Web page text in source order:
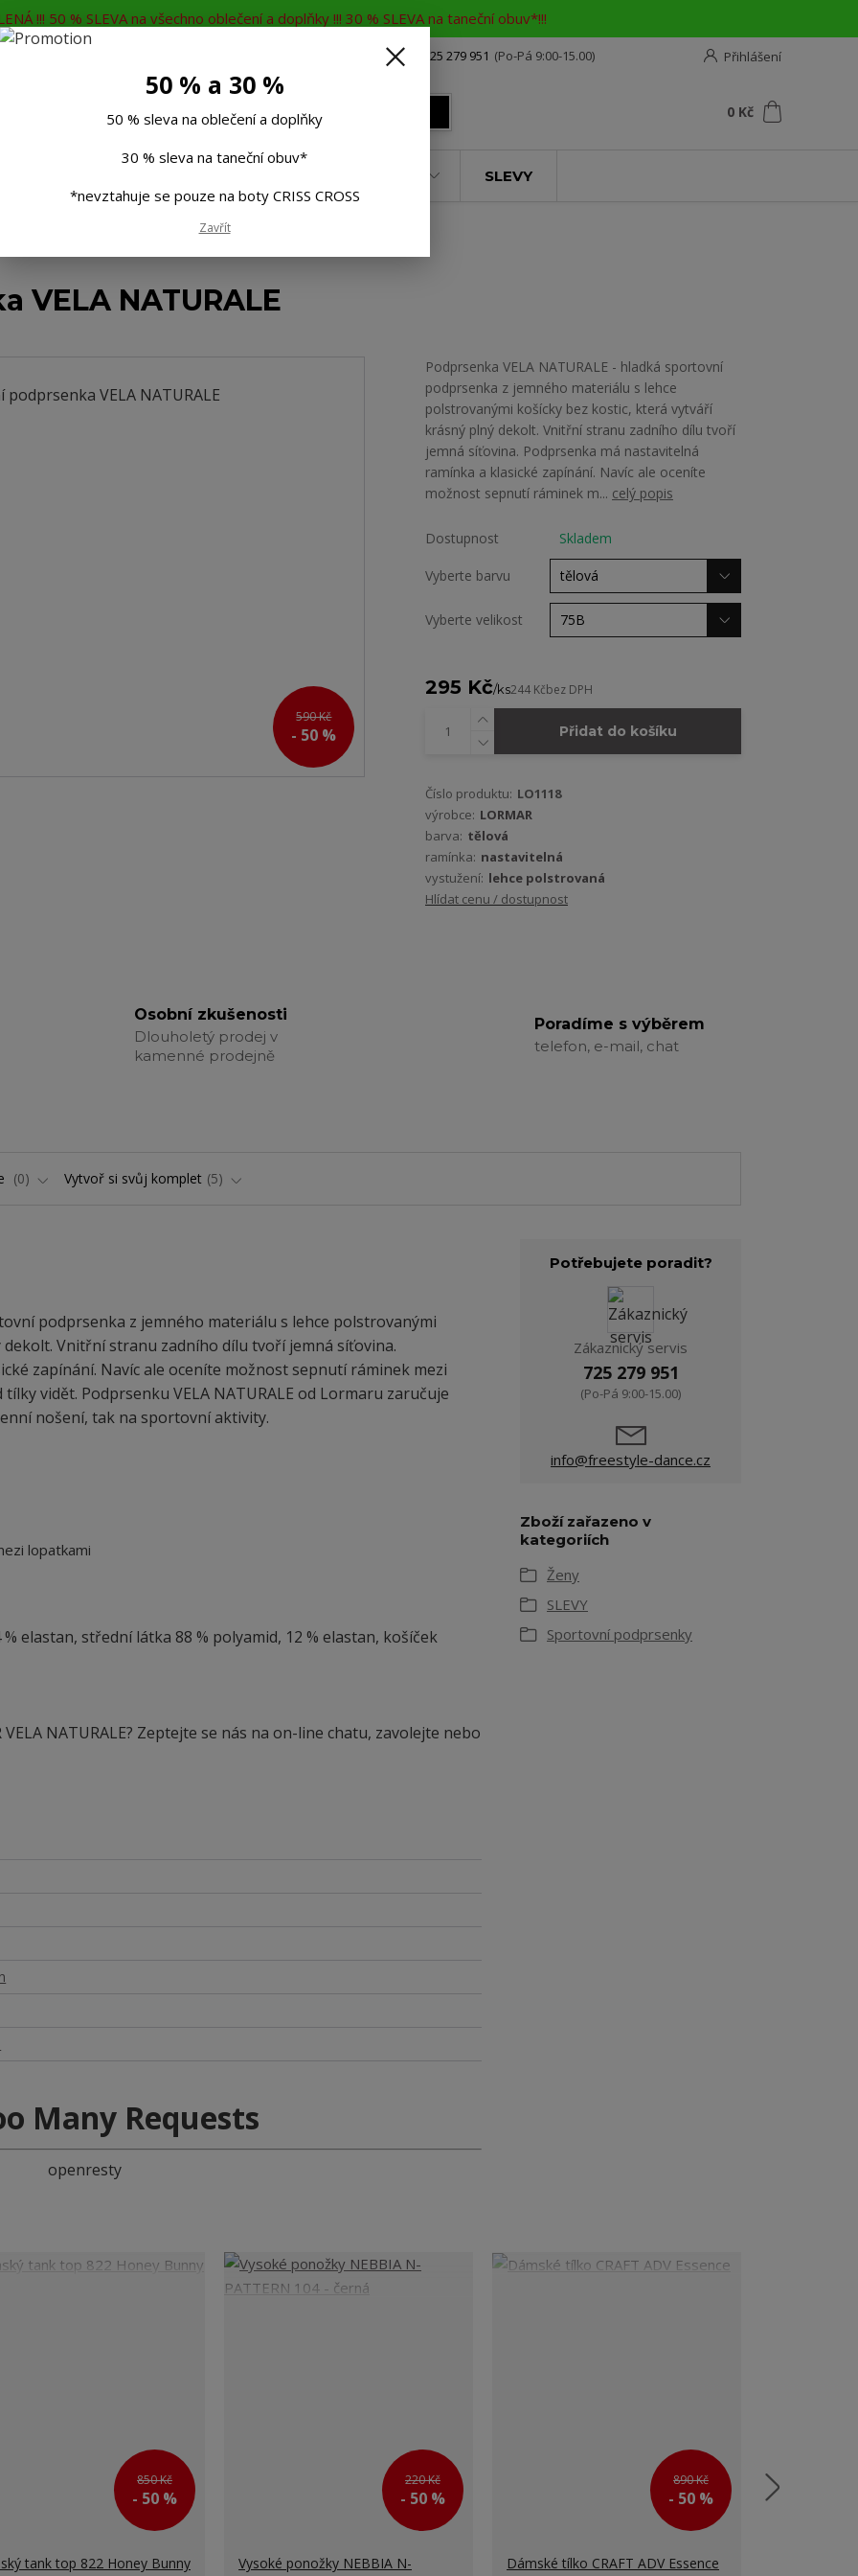
!!! 50 % SLEVA na všechno oblečení a doplňky !!! 30 % SLEVA na taneční obuv*!!!
Přihlášení
Rádi Vám poradíme 725 279 951 (Po-Pá 9:00-15.00)
0 Kč
SLEVY
VELA NATURALE
590 Kč
- 50 %
Podprsenka VELA NATURALE - hladká sportovní
podprsenka z jemného materiálu s lehce
polstrovanými košícky bez kostic, která vytváří
krásný plný dekolt. Vnitřní stranu zadního dílu tvoří
jemná síťovina. Podprsenka má nastavitelná
ramínka a klasické zapínání. Navíc ale oceníte
možnost sepnutí ráminek m... celý popis
Dostupnost Skladem
Vyberte barvu
Vyberte velikost
295 Kč/ks244 Kčbez DPH
Přidat do košíku
Číslo produktu: LO1118
výrobce: LORMAR
barva: tělová
ramínka: nastavitelná
vystužení: lehce polstrovaná
Hlídat cenu / dostupnost
Osobní zkušenosti
Dlouholetý prodej v
kamenné prodejně
Poradíme s výběrem
telefon, e-mail, chat
0 Vytvoř si svůj komplet 5
podprsenka z jemného materiálu s lehce polstrovanými
Vnitřní stranu zadního dílu tvoří jemná síťovina.
zapínání. Navíc ale oceníte možnost sepnutí ráminek mezi
vidět. Podprsenku VELA NATURALE od Lormaru zaručuje
nošení, tak na sportovní aktivity.
lopatkami
elastan, střední látka 88 % polyamid, 12 % elastan, košíček
NATURALE? Zeptejte se nás na on-line chatu, zavolejte nebo
Many Requests
openresty
Potřebujete poradit?
Zákaznický servis
725 279 951
(Po-Pá 9:00-15.00)
info@freestyle-dance.cz
Zboží zařazeno v
kategoriích
Ženy
SLEVY
Sportovní podprsenky
850 Kč
- 50 %
tank top 822 Honey Bunny
220 Kč
- 50 %
Vysoké ponožky NEBBIA N-
890 Kč
- 50 %
Dámské tílko CRAFT ADV Essence
50 % a 30 %
50 % sleva na oblečení a doplňky
30 % sleva na taneční obuv*
*nevztahuje se pouze na boty CRISS CROSS
Zavřít